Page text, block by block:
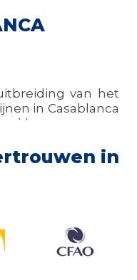
van het
in Casablanca
klant voor een
in